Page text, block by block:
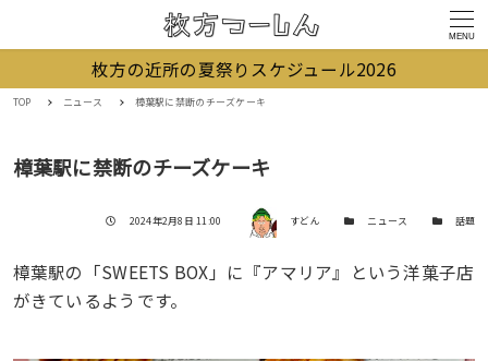
MENU
枚方の近所の夏祭りスケジュール2026
TOP ニュース 樟葉駅に禁断のチーズケーキ
樟葉駅に禁断のチーズケーキ
投稿日
2024年2月8日 11:00 著者 すどん カテゴリー
ニュース カテゴリー
話題
樟葉駅の「SWEETS BOX」に『アマリア』という洋菓子店
がきているようです。